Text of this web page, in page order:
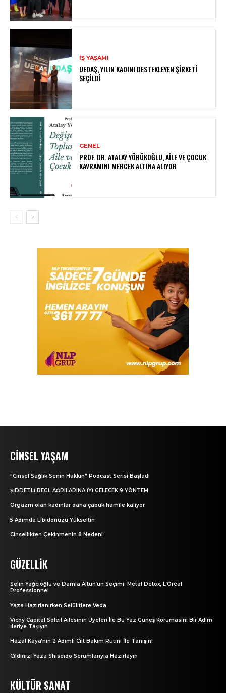
CINSEL YAŞAM
“Cinsel Sağlık Senin Hakkın” Podcast Serisi Başladı
ŞİDDETLİ REGL AĞRILARINA İYİ GELECEK 9 YÖNTEM
Orgazm olan kadınlar daha çabuk hamile kalıyor
5 Adımda Libidonuzu Yükseltin
Cinsellikten Çekinmenin 8 Nedeni
GÜZELLIK
Selin Yağcıoğlu ve Damla Altun’un Seçimi: Metal Detox, L’Oréal
Professionnel
Yaza Hazırlanırken Selülitlere Veda
Vichy Capital Soleil Ailesinin Üyeleri İle Bu Yaz Güneş Korumasını Bir Adım
İleriye Taşıyın
Hazal Kaya’nın 2 Adımlı Cilt Bakım Rutini İle Tanışın!
Cildinizi Yaza Shıseıdo Serumlarıyla Hazırlayın
KÜLTÜR SANAT